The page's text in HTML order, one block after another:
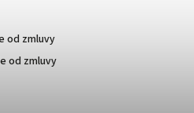
od zmluvy
od zmluvy